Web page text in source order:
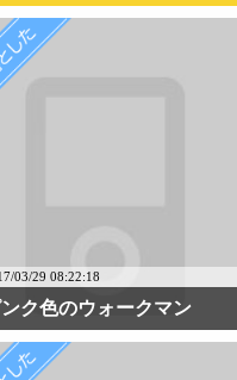
03/29 08:22:18
ンク色のウォークマン